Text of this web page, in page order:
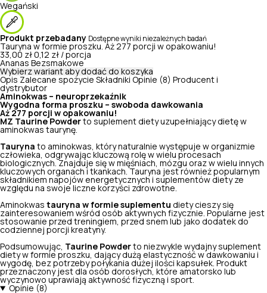
Wegański
Produkt przebadany Dostępne wyniki niezależnych badań
Tauryna w formie proszku. Aż 277 porcji w opakowaniu!
33,00 zł 0,12 zł / porcja
Ananas Bezsmakowe
Wybierz wariant aby dodać do koszyka
Opis Zalecane spożycie Składniki Opinie (8) Producent i
dystrybutor
Aminokwas – neuroprzekaźnik
Wygodna forma proszku – swoboda dawkowania
Aż 277 porcji w opakowaniu!
MZ Taurine Powder to suplement diety uzupełniający dietę w
aminokwas taurynę.
Tauryna to aminokwas, który naturalnie występuje w organizmie
człowieka, odgrywając kluczową rolę w wielu procesach
biologicznych. Znajduje się w mięśniach, mózgu oraz w wielu innych
kluczowych organach i tkankach. Tauryna jest również popularnym
składnikiem napojów energetycznych i suplementów diety ze
względu na swoje liczne korzyści zdrowotne.
Aminokwas tauryna w formie suplementu diety cieszy się
zainteresowaniem wśród osób aktywnych fizycznie. Popularne jest
stosowanie przed treningiem, przed snem lub jako dodatek do
codziennej porcji kreatyny.
Podsumowując, Taurine Powder to niezwykle wydajny suplement
diety w formie proszku, dający dużą elastyczność w dawkowaniu i
wygodę, bez potrzeby połykania dużej ilości kapsułek. Produkt
przeznaczony jest dla osób dorosłych, które amatorsko lub
wyczynowo uprawiają aktywność fizyczną i sport.
Opinie (8)